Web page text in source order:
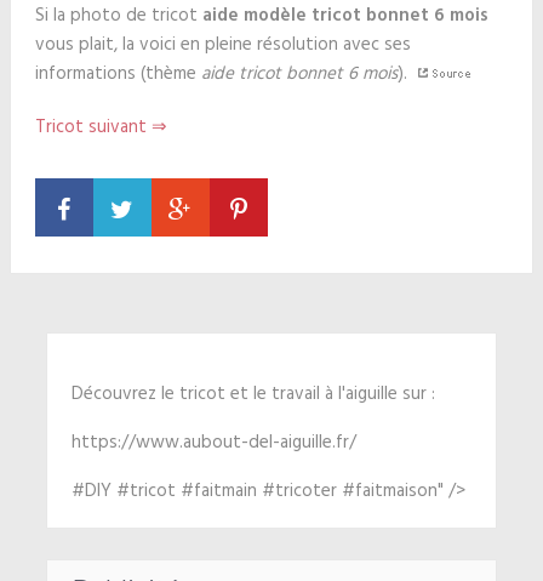
Si la photo de tricot aide modèle tricot bonnet 6 mois
vous plait, la voici en pleine résolution avec ses
informations (thème aide tricot bonnet 6 mois).
Tricot suivant ⇒
Découvrez le tricot et le travail à l'aiguille sur :
https://www.aubout-del-aiguille.fr/
#DIY #tricot #faitmain #tricoter #faitmaison" />